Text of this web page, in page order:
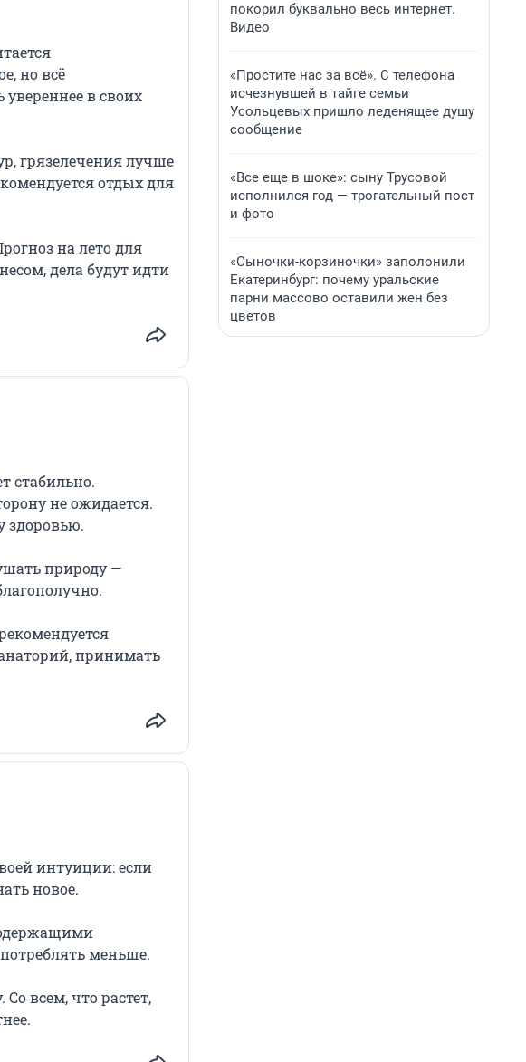
но всё
в своих
грязелечения лучше
отдых для
на лето для
дела будут идти
стабильно.
не ожидается.
здоровью.
природу —
принимать
интуиции: если
новое.
меньше.
всем, что растет,
покорил буквально весь интернет.
Видео
«Простите нас за всё». С телефона
исчезнувшей в тайге семьи
Усольцевых пришло леденящее душу
сообщение
«Все еще в шоке»: сыну Трусовой
исполнился год — трогательный пост
и фото
«Сыночки-корзиночки» заполонили
Екатеринбург: почему уральские
парни массово оставили жен без
цветов